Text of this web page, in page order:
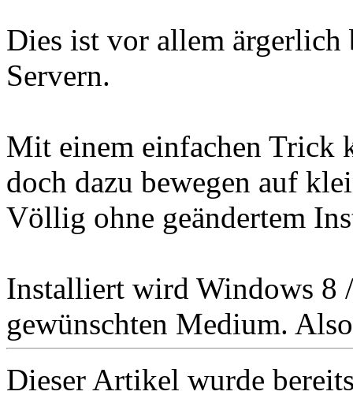
Dies ist vor allem ärgerlich
Servern.
Mit einem einfachen Trick
doch dazu bewegen auf
Völlig ohne geändertem
Installiert wird Windows 8
gewünschten Medium.
Dieser Artikel wurde